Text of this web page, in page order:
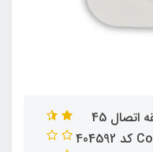
چسب پایه بدون نیاز به برش حلقه اتصال 45